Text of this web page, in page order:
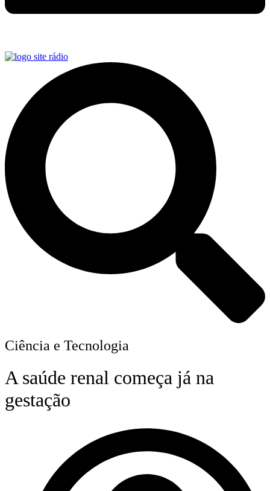
Ciência e Tecnologia
A saúde renal começa já na
gestação